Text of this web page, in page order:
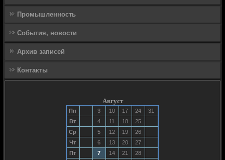
Промышленность
События, новости
Архив записей
Контакты
Август
Пн 3 10 17 24
31
Вт
4 11 18
25
Ср
5 12 19
26
Чт
6 13 20
27
Пт
7 14 21
28